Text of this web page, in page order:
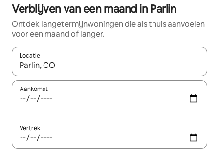
Verblijven van een maand in Parlin
Ontdek langetermijnwoningen die als thuis aanvoelen
voor een maand of langer.
Locatie
Wanneer er resultaten beschikbaar zijn, maak je een keuze
Aankomst
Vertrek